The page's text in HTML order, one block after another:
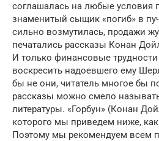
соглашалась на любые условия
знаменитый сыщик «погиб» в
сильно возмутилась, продажи
печатались рассказы Конан
И только финансовые трудности
воскресить надоевшего ему
бы не они, читатель многое бы
рассказы можно смело
литературы. «Горбун» (Конан
которого мы приведем ниже,
Поэтому мы рекомендуем всем